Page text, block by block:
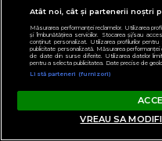
Atât noi, cât și partenerii noștri
Măsurarea performanței reclamelor. Utilizarea
și îmbunătățirea serviciilor. Stocarea și/sau
conținut personalizat. Utilizarea profilurilor pentru
publicitate personalizată. Măsurarea
de date din surse diferite. Utilizarea datelor
pentru a selecta publicitatea. Date precise de
Listă parteneri (furnizori)
VREAU SA